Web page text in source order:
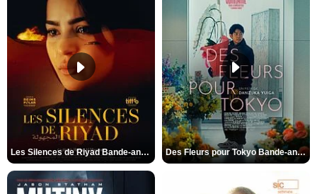
Les Silences de Riyad Bande-annonce VO STFR Des Fleurs pour Tokyo Bande-annonce VO STFR